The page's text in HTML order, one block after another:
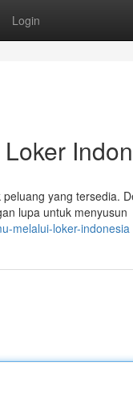
Login
yang tersedia.
lupa untuk menyusun
melalui-loker-indonesia